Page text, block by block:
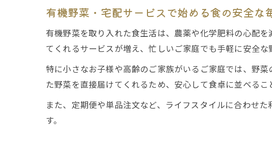
安心
食の
堺市
日常
有機野菜・宅配サービスで始める食の安全な
有機野菜を取り入れた食生活は、農薬や化学肥料の心配
てくれるサービスが増え、忙しいご家庭でも手軽に安全な
特に小さなお子様や高齢のご家族がいるご家庭では、野
た野菜を直接届けてくれるため、安心して食卓に並べるこ
また、定期便や単品注文など、ライフスタイルに合わせ
す。